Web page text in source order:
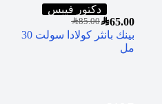
دكتور فيبس
SAR85.00SAR65.00
بينك بانثر كولادا سولت 30
مل